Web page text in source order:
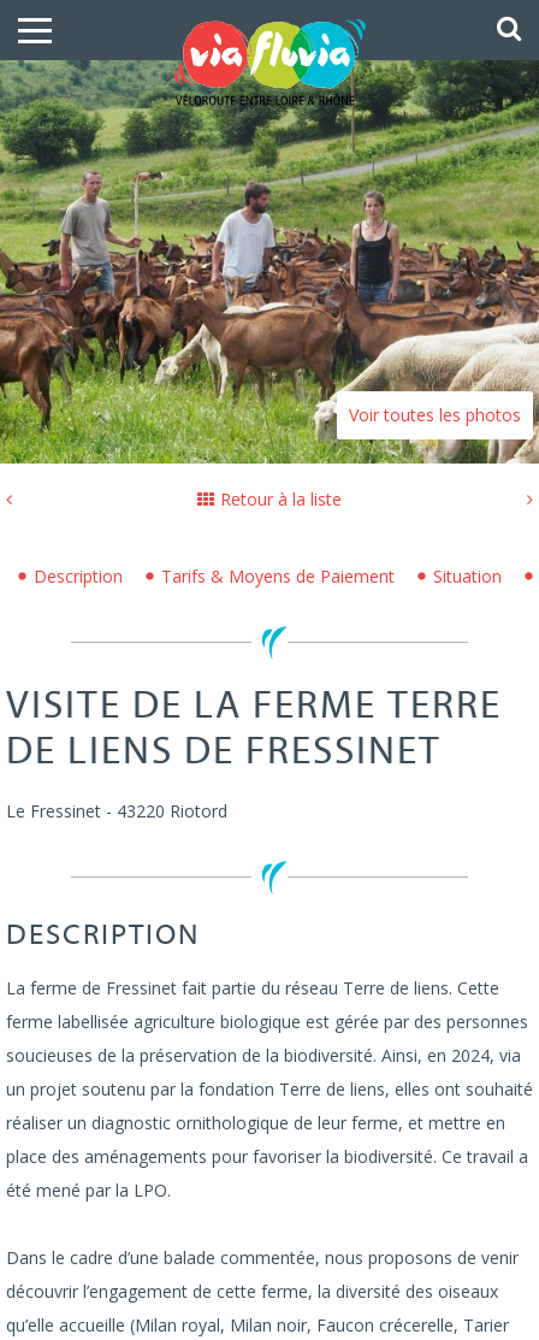
Voir toutes les photos
Retour à la liste
Description Tarifs & Moyens de Paiement Situation
VISITE DE LA FERME TERRE
DE LIENS DE FRESSINET
Le Fressinet - 43220 Riotord
DESCRIPTION
La ferme de Fressinet fait partie du réseau Terre de liens. Cette
ferme labellisée agriculture biologique est gérée par des personnes
soucieuses de la préservation de la biodiversité. Ainsi, en 2024, via
un projet soutenu par la fondation Terre de liens, elles ont souhaité
réaliser un diagnostic ornithologique de leur ferme, et mettre en
place des aménagements pour favoriser la biodiversité. Ce travail a
été mené par la LPO.
Dans le cadre d’une balade commentée, nous proposons de venir
découvrir l’engagement de cette ferme, la diversité des oiseaux
qu’elle accueille (Milan royal, Milan noir, Faucon crécerelle, Tarier